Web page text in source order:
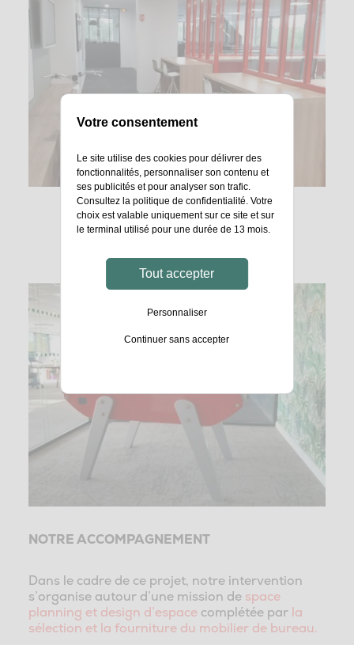
NOTRE ACCOMPAGNEMENT
Dans le cadre de ce projet, notre intervention
s’organise autour d’une mission despace
planning et design d’espace complétée par la
sélection et la fourniture du mobilier de bureau.
Votre consentement
Le site utilise des cookies pour délivrer des
fonctionnalités, personnaliser son contenu et
ses publicités et pour analyser son trafic.
Consultez lapolitique de confidentialité. Votre
choix est valable uniquement sur ce site et sur
le terminal utilisé pour une durée de 13 mois.
Tout accepter
Personnaliser
Continuer sans accepter